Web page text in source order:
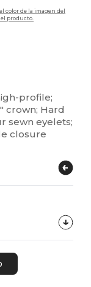
color de la imagen del
producto.
profile;
crown; Hard
sewn eyelets;
closure